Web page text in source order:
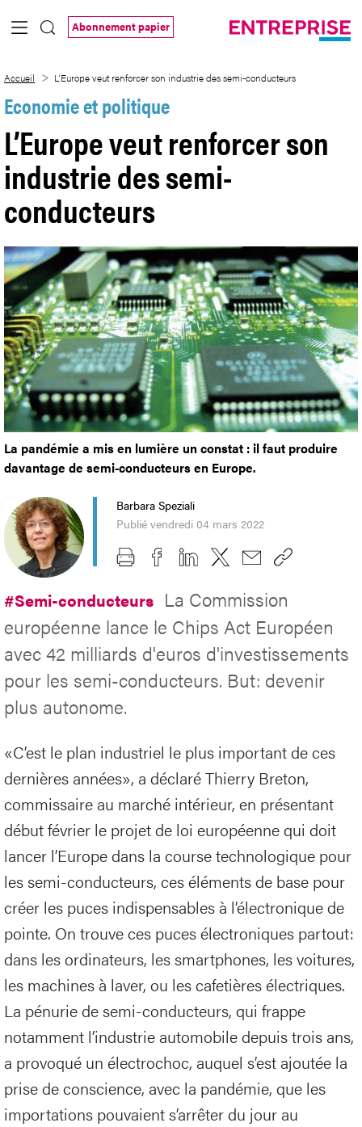
Saut au contenu principal
Abonnement papier
Accueil L’Europe veut renforcer son industrie des semi-conducteurs
Economie et politique
L’Europe veut renforcer son
industrie des semi-
conducteurs
La pandémie a mis en lumière un constat : il faut produire
davantage de semi-conducteurs en Europe.
Barbara Speziali
Publié vendredi 04 mars 2022
#Semi-conducteurs La Commission
européenne lance le Chips Act Européen
avec 42 milliards d'euros d'investissements
pour les semi-conducteurs. But: devenir
plus autonome.
«C’est le plan industriel le plus important de ces
dernières années», a déclaré Thierry Breton,
commissaire au marché intérieur, en présentant
début février le projet de loi européenne qui doit
lancer l’Europe dans la course technologique pour
les semi-conducteurs, ces éléments de base pour
créer les puces indispensables à l’électronique de
pointe. On trouve ces puces électroniques partout:
dans les ordinateurs, les smartphones, les voitures,
les machines à laver, ou les cafetières électriques.
La pénurie de semi-conducteurs, qui frappe
notamment l’industrie automobile depuis trois ans,
a provoqué un électrochoc, auquel s’est ajoutée la
prise de conscience, avec la pandémie, que les
importations pouvaient s’arrêter du jour au